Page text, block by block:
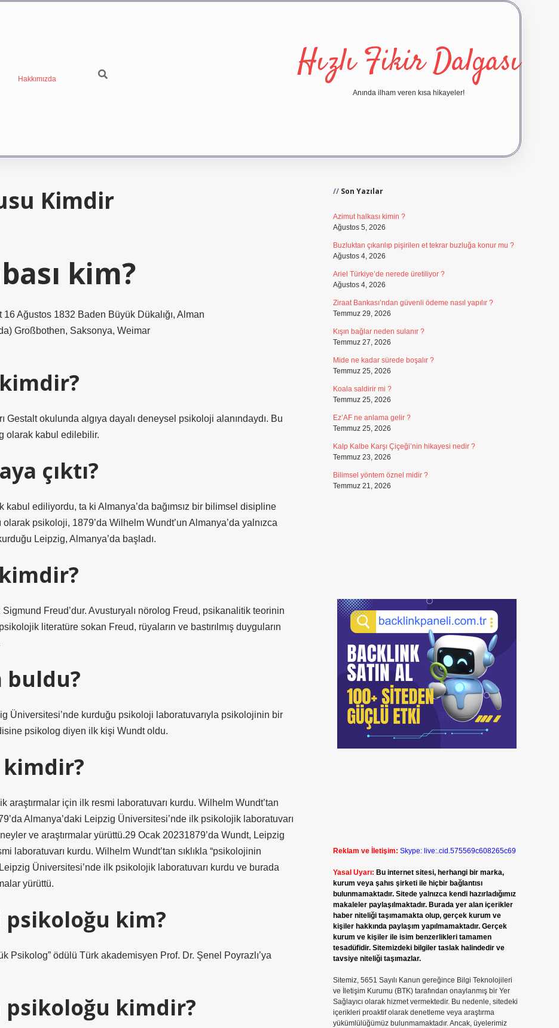
Hakkımızda Hızlı Fikir Dalgası
Anında ilham veren kısa hikayeler!
Kimdir
kim?
Ağustos 1832 Baden Büyük Dükalığı, Alman
Großbothen, Saksonya, Weimar
Gestalt okulunda algıya dayalı deneysel psikoloji alanındaydı. Bu
olarak kabul edilebilir.
çıktı?
kabul ediliyordu, ta ki Almanya’da bağımsız bir bilimsel disipline
psikoloji, 1879’da Wilhelm Wundt’un Almanya’da yalnızca
Leipzig, Almanya’da başladı.
Freud’dur. Avusturyalı nörolog Freud, psikanalitik teorinin
literatüre sokan Freud, rüyaların ve bastırılmış duyguların
Üniversitesi’nde kurduğu psikoloji laboratuvarıyla psikolojinin bir
psikolog diyen ilk kişi Wundt oldu.
kimdir?
araştırmalar için ilk resmi laboratuvarı kurdu. Wilhelm Wundt’tan
Almanya’daki Leipzig Üniversitesi’nde ilk psikolojik laboratuvarı
ve araştırmalar yürüttü.29 Ocak 20231879’da Wundt, Leipzig
laboratuvarı kurdu. Wilhelm Wundt’tan sıklıkla “psikolojinin
Üniversitesi’nde ilk psikolojik laboratuvarı kurdu ve burada
yürüttü.
kim?
Psikolog” ödülü Türk akademisyen Prof. Dr. Şenel Poyrazlı’ya
psikoloğu kimdir?
Son Yazılar
Azimut halkası kimin ?
Ağustos 5, 2026
Buzluktan çıkarılıp pişirilen et tekrar buzluğa konur mu ?
Ağustos 4, 2026
Ariel Türkiye’de nerede üretiliyor ?
Ağustos 4, 2026
Ziraat Bankası’ndan güvenli ödeme nasıl yapılır ?
Temmuz 29, 2026
Kışın bağlar neden sulanır ?
Temmuz 27, 2026
Mide ne kadar sürede boşalır ?
Temmuz 25, 2026
Koala saldirir mi ?
Temmuz 25, 2026
Ez’AF ne anlama gelir ?
Temmuz 25, 2026
Kalp Kalbe Karşı Çiçeği’nin hikayesi nedir ?
Temmuz 23, 2026
Bilimsel yöntem öznel midir ?
Temmuz 21, 2026
Reklam ve İletişim: Skype: live:.cid.575569c608265c69
Yasal Uyarı: Bu internet sitesi, herhangi bir marka,
kurum veya şahıs şirketi ile hiçbir bağlantısı
bulunmamaktadır. Sitede yalnızca kendi hazırladığımız
makaleler paylaşılmaktadır. Burada yer alan içerikler
haber niteliği taşımamakta olup, gerçek kurum ve
kişiler hakkında paylaşım yapılmamaktadır. Gerçek
kurum ve kişiler ile isim benzerlikleri tamamen
tesadüfidir. Sitemizdeki bilgiler taslak halindedir ve
tavsiye niteliği taşımazlar.
Sitemiz, 5651 Sayılı Kanun gereğince Bilgi Teknolojileri
ve İletişim Kurumu (BTK) tarafından onaylanmış bir Yer
Sağlayıcı olarak hizmet vermektedir. Bu nedenle, sitedeki
içerikleri proaktif olarak denetleme veya araştırma
yükümlülüğümüz bulunmamaktadır. Ancak, üyelerimiz